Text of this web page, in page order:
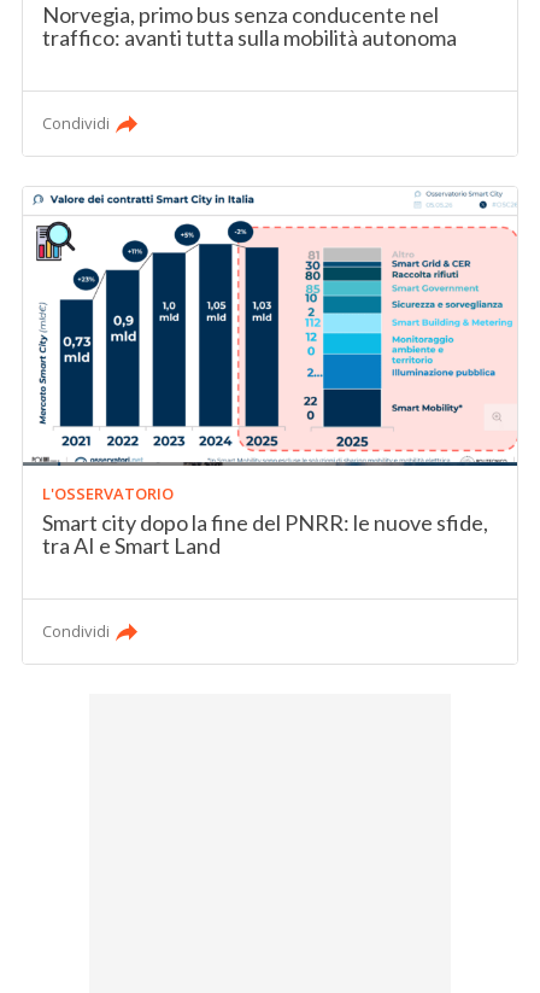
Norvegia, primo bus senza conducente nel
traffico: avanti tutta sulla mobilità autonoma
Condividi
L'OSSERVATORIO
Smart city dopo la fine del PNRR: le nuove sfide,
tra AI e Smart Land
Condividi